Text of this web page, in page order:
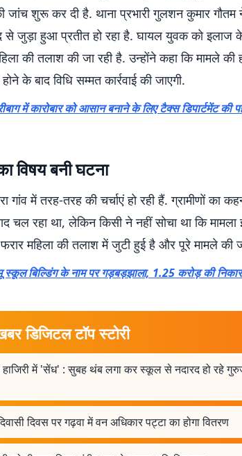
शुरू कर दी है. थाना प्रभारी गुलशन कुमार गौतम
से जुड़ा हुआ प्रतीत हो रहा है. घायल युवक को
की तलाश की जा रही है. उन्होंने कहा कि मामले
के बाद विधि सम्मत कार्रवाई की जाएगी.
में कारोबार को आसान बनाने के लिए टैक्स डिपार्टमेंट की
विषय बनी घटना
गांव में तरह-तरह की चर्चाएं हो रही हैं. ग्रामीणों का
चल रहा था, लेकिन किसी ने नहीं सोचा था कि
महिला की तलाश में जुटी हुई है और पूरे मामले की
स्कूल बिल्डिंग के नाम पर गड़बड़झाला, 1.25 करोड़ की
डिजिटल टॉप स्टोरी
में 'सेंध' : सुबह थंब लगा कर स्कूल से नदारद हो रहे
दिवस पर गढ़वा में वन अधिकार पट्टा का होगा वितरण